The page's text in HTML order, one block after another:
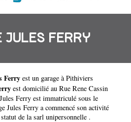
JULES FERRY
Ferry est un garage à Pithiviers
est domicilié au Rue Rene Cassin
Ferry est immatriculé sous le
Jules Ferry a commencé son activité
de la sarl unipersonnelle .